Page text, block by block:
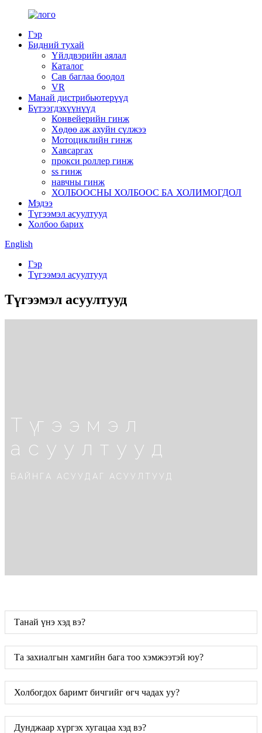
Гэр
Бидний тухай
Үйлдвэрийн аялал
Каталог
Сав баглаа боодол
VR
Манай дистрибьютерүүд
Бүтээгдэхүүнүүд
Конвейерийн гинж
Хөдөө аж ахуйн сүлжээ
Мотоциклийн гинж
Хавсаргах
прокси роллер гинж
ss гинж
навчны гинж
ХОЛБООСНЫ ХОЛБООС БА ХОЛИМОГДОЛ
Мэдээ
Түгээмэл асуултууд
Холбоо барих
English
Гэр
Түгээмэл асуултууд
Түгээмэл асуултууд
Түгээмэл
асуултууд
БАЙНГА АСУУДАГ АСУУЛТУУД
Танай үнэ хэд вэ?
Та захиалгын хамгийн бага тоо хэмжээтэй юу?
Холбогдох баримт бичгийг өгч чадах уу?
Дунджаар хүргэх хугацаа хэд вэ?